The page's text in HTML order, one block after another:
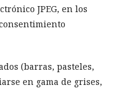
JPEG, en los
(barras, pasteles,
en gama de grises,